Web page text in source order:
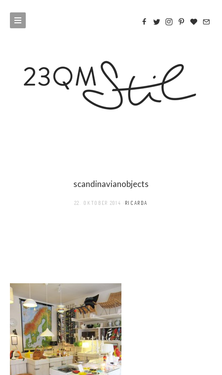
scandinavianobjects
22. OKTOBER 2014 RICARDA